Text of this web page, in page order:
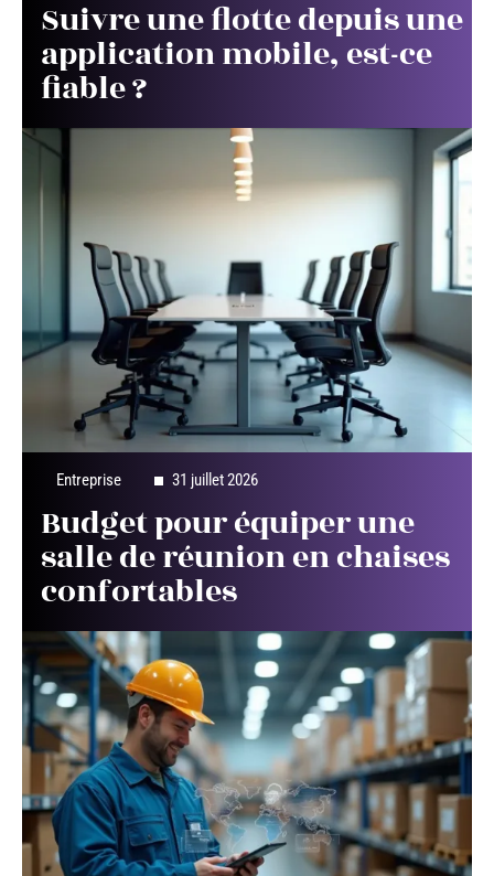
Suivre une flotte depuis une
application mobile, est-ce
fiable ?
Entreprise 31 juillet 2026
Budget pour équiper une
salle de réunion en chaises
confortables